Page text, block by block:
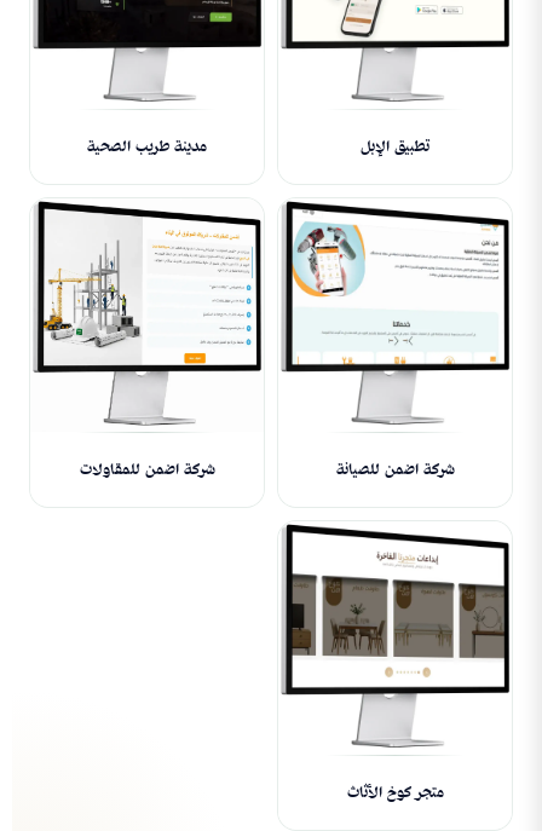
تطبيق الإبل مدينة طريب الصحية
شركة اضمن للصيانة شركة اضمن للمقاولات
متجر كوخ الأثاث